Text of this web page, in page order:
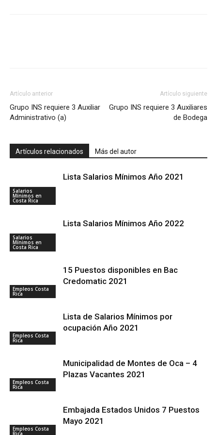
Artículo anterior
Grupo INS requiere 3 Auxiliar
Administrativo (a)
Artículo siguiente
Grupo INS requiere 3 Auxiliares
de Bodega
Artículos relacionados Más del autor
Salarios
Mínimos en
Costa Rica
Lista Salarios Mínimos Año 2021
Salarios
Mínimos en
Costa Rica
Lista Salarios Mínimos Año 2022
Empleos Costa
Rica
15 Puestos disponibles en Bac
Credomatic 2021
Empleos Costa
Rica
Lista de Salarios Mínimos por
ocupación Año 2021
Empleos Costa
Rica
Municipalidad de Montes de Oca – 4
Plazas Vacantes 2021
Empleos Costa
Rica
Embajada Estados Unidos 7 Puestos
Mayo 2021